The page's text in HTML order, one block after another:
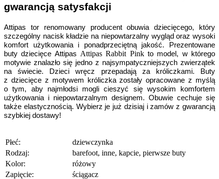
gwarancją satysfakcji
Attipas tor renomowany producent obuwia dziecięcego, który
szczególny nacisk kładzie na niepowtarzalny wygląd oraz wysoki
komfort użytkowania i ponadprzeciętną jakość. Prezentowane
buty dziecięce Attipas Attipas Rabbit Pinkto model, w którego
motywie znalazło się jedno z najsympatyczniejszych zwierzątek
na świecie. Dzieci wręcz przepadają za króliczkami. Buty
z dziecięce z motywem króliczka zostały opracowane z myślą
o tym, aby najmłodsi mogli cieszyć się wysokim komfortem
użytkowania i niepowtarzalnym designem. Obuwie cechuje się
także elastycznością. Wybierz je już dzisiaj i zamów z gwarancją
szybkiej dostawy!
Płeć:
dziewczynka
Rodzaj:
barefoot, inne, kapcie, pierwsze buty
Kolor:
różowy
Zapięcie:
ściągacz